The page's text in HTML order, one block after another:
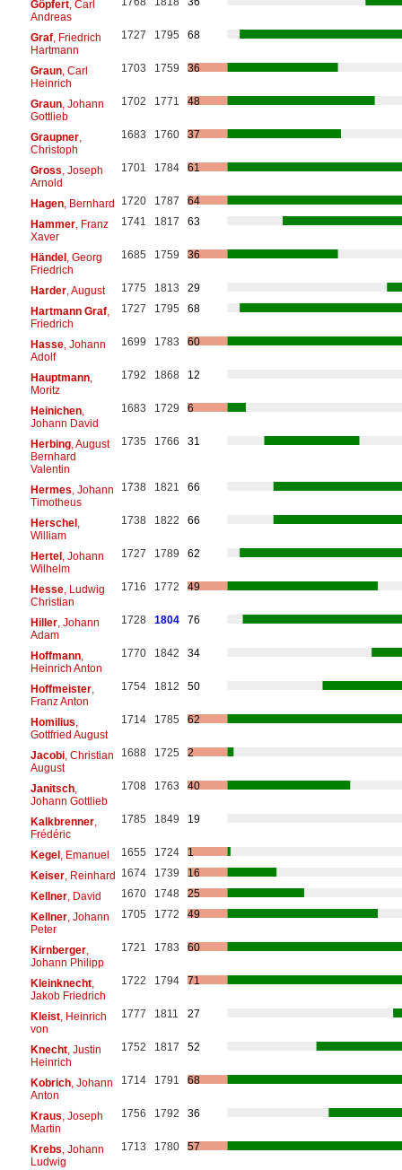
Göpfert, Carl
Andreas
Graf, Friedrich
Hartmann
1727 1795 68
Graun, Carl
Heinrich
1703 1759 36
Graun, Johann
Gottlieb
1702 1771 48
Graupner,
Christoph
1683 1760 37
Gross , Joseph
Arnold
1701 1784 61
Hagen, Bernhard 1720 1787
64
Hammer, Franz
Xaver
1741 1817 63
Händel, Georg
Friedrich
1685 1759 36
Harder, August 1775 1813
29
Hartmann Graf,
Friedrich
1727 1795 68
Hasse, Johann
Adolf
1699 1783 60
Hauptmann,
Moritz
1792 1868 12
Heinichen,
Johann David
1683 1729 6
Herbing, August
Bernhard
Valentin
1735 1766 31
Hermes , Johann
Timotheus
1738 1821 66
Herschel,
William
1738 1822 66
Hertel, Johann
Wilhelm
1727 1789 62
Hesse, Ludwig
Christian
1716 1772 49
Hiller, Johann
Adam
1728 1804 76
Hoffmann,
Heinrich Anton
1770 1842 34
Hoffmeister,
Franz Anton
1754 1812 50
Homilius
Gottfried August
1714 1785 62
Jacobi, Christian
August
1688 1725 2
Janitsch,
Johann Gottlieb
1708 1763 40
Kalkbrenner,
Frédéric
1785 1849 19
Kegel, Emanuel 1655 1724
1
Keiser, Reinhard 1674 1739
16
Kellner, David 1670 1748
25
Kellner, Johann
Peter
1705 1772 49
Kirnberger,
Johann Philipp
1721 1783 60
Kleinknecht,
Jakob Friedrich
1722 1794 71
Kleist, Heinrich
von
1777 1811 27
Knecht, Justin
Heinrich
1752 1817 52
Kobrich, Johann
Anton
1714 1791 68
Kraus , Joseph
Martin
1756 1792 36
Krebs , Johann
Ludwig
1713 1780 57